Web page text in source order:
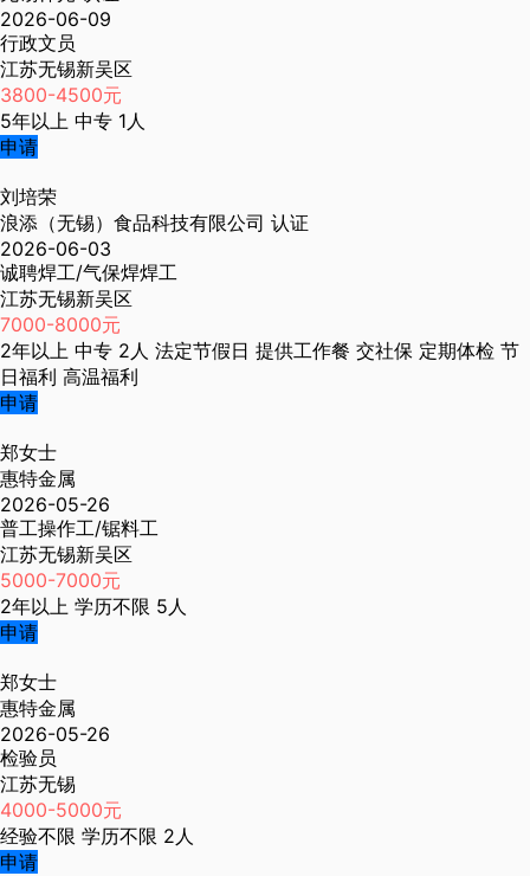
2026-06-09
行政文员
江苏无锡新吴区
3800-4500元
5年以上 中专 1人
申请
刘培荣
浪添（无锡）食品科技有限公司 认证
2026-06-03
诚聘焊工/气保焊焊工
江苏无锡新吴区
7000-8000元
2年以上 中专 2人 法定节假日 提供工作餐 交社保 定期体检 节
日福利 高温福利
申请
郑女士
惠特金属
2026-05-26
普工操作工/锯料工
江苏无锡新吴区
5000-7000元
2年以上 学历不限 5人
申请
郑女士
惠特金属
2026-05-26
检验员
江苏无锡
4000-5000元
经验不限 学历不限 2人
申请